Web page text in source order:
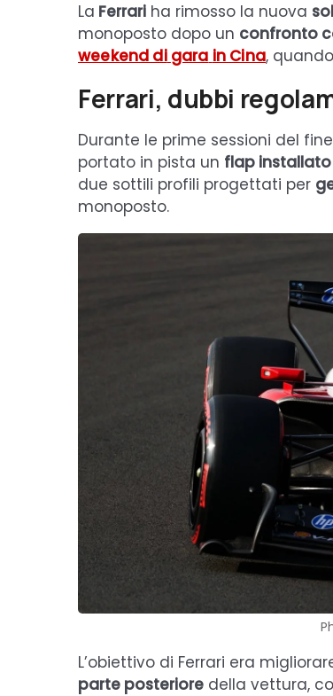
La Ferrari ha rimosso la nuova
monoposto dopo un confronto
weekend di gara in Cina,
Ferrari, dubbi
Durante le prime sessioni del
portato in pista un flap
due sottili profili progettati per
monoposto.
L’obiettivo di Ferrari era
parte posteriore della vettura,